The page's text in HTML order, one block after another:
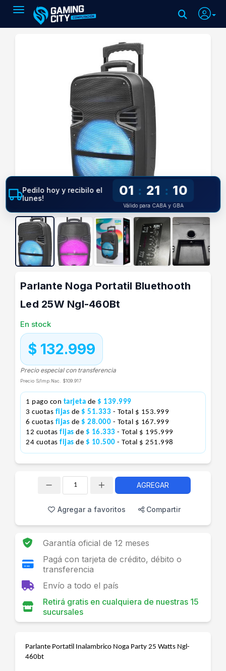
Toggle navigation
Parlante Noga Portatil Bluethooth
Led 25W Ngl-460Bt
En stock
$ 132.999
Precio especial con transferencia
Precio S/Imp.Nac. $109.917
1 pago con tarjeta de $ 139.999
3 cuotas fijas de $ 51.333 - Total $ 153.999
6 cuotas fijas de $ 28.000 - Total $ 167.999
12 cuotas fijas de $ 16.333 - Total $ 195.999
24 cuotas fijas de $ 10.500 - Total $ 251.998
Pedilo hoy y recibilo el
lunes!
01 : 21 : 09
Válido para CABA y GBA
AGREGAR
Agregar a favoritos Compartir
Garantía oficial de 12 meses
Pagá con tarjeta de crédito, débito o
transferencia
Envío a todo el país
Retirá gratis en cualquiera de nuestras 15
sucursales
Parlante Portatil Inalambrico Noga Party 25 Watts Ngl-
460bt